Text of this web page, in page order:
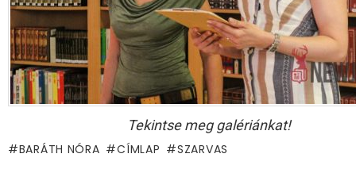
Tekintse meg galériánkat!
BARÁTH NÓRA CÍMLAP SZARVAS